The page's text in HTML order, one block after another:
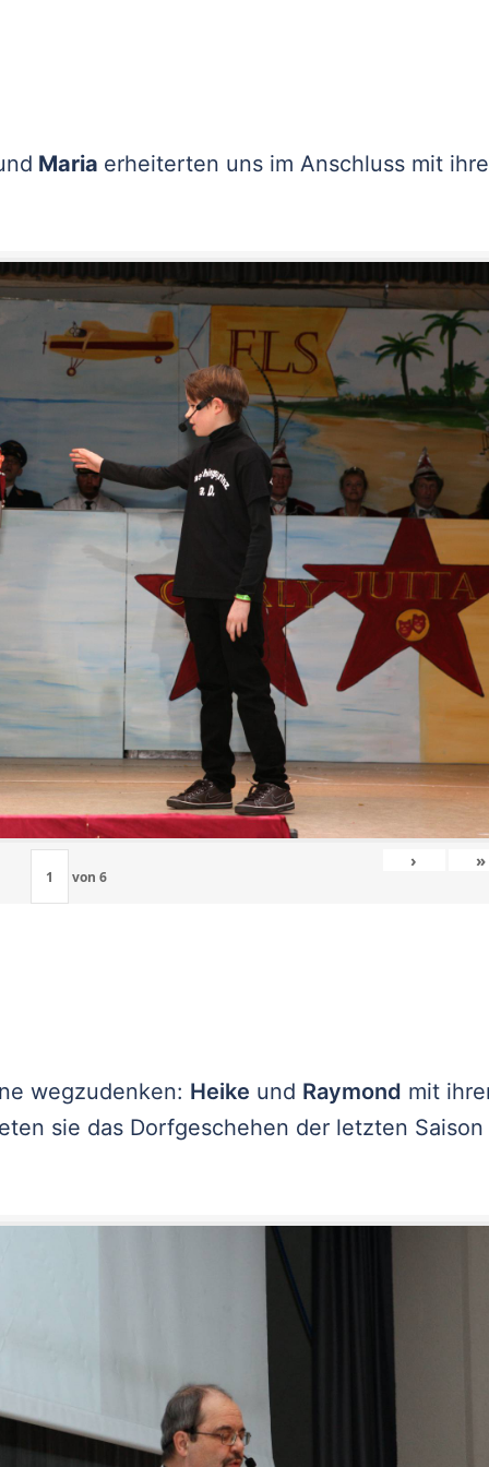
Maria erheiterten uns im Anschluss mit
von 6
› »
wegzudenken: Heike und Raymond mit
sie das Dorfgeschehen der letzten Saison